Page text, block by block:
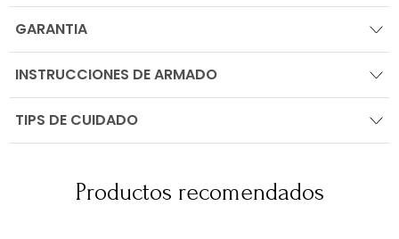
GARANTIA
INSTRUCCIONES DE ARMADO
TIPS DE CUIDADO
Productos recomendados